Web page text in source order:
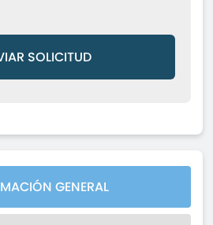
SOLICITUD
GENERAL